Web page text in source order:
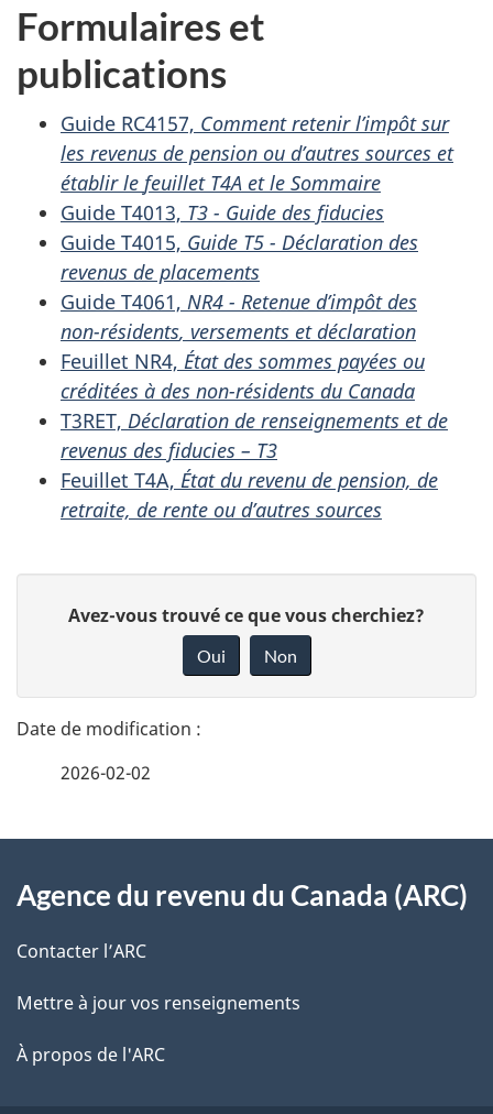
Formulaires et
publications
Guide RC4157, Comment retenir l’impôt sur
les revenus de pension ou d’autres sources et
établir le feuillet T4A et le Sommaire
Guide T4013, T3 - Guide des fiducies
Guide T4015, Guide T5 - Déclaration des
revenus de placements
Guide T4061, NR4 - Retenue d’impôt des
non-résidents, versements et déclaration
Feuillet NR4, État des sommes payées ou
créditées à des non-résidents du Canada
T3RET, Déclaration de renseignements et de
revenus des fiducies – T3
Feuillet T4A, État du revenu de pension, de
retraite, de rente ou d’autres sources
t
a
l
s
l
a
n
o
t
r
e
é
t
Avez-vous trouvé ce que vous cherchiez?
Oui Non
2026-02-02
propos
de
ce
site
Agence du revenu du Canada (ARC)
Contacter l’ARC
Mettre à jour vos renseignements
À propos de l'ARC